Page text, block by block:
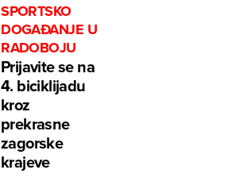
SPORTSKO
DOGAĐANJE U
RADOBOJU
Prijavite se na
4. biciklijadu
kroz
prekrasne
zagorske
krajeve